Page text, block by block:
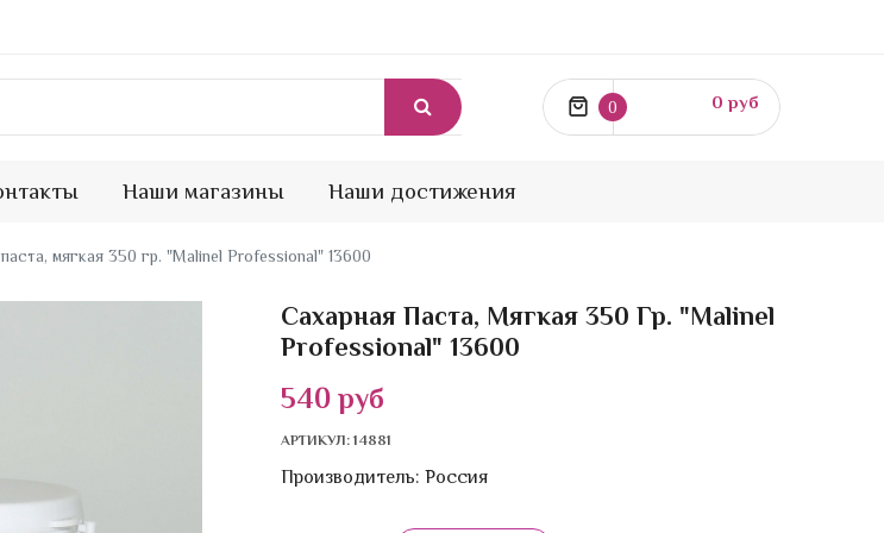
0 руб
0
Наши магазины Наши достижения
мягкая 350 гр. "Malinel Professional" 13600
Сахарная Паста, Мягкая 350 Гр. "Malinel
Professional" 13600
540 руб
АРТИКУЛ: 14881
Производитель: Россия